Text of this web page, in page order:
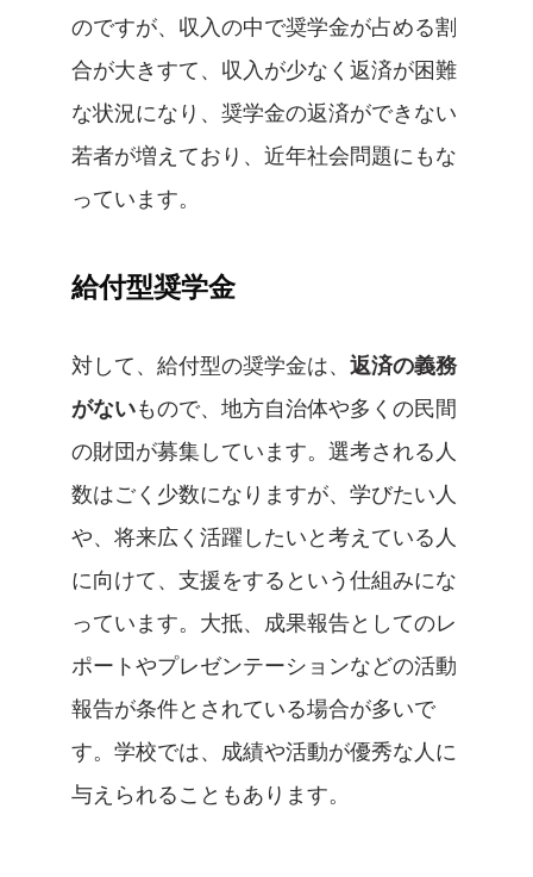
のですが、収入の中で奨学金が占める割
合が大きすて、収入が少なく返済が困難
な状況になり、奨学金の返済ができない
若者が増えており、近年社会問題にもな
っています。
給付型奨学金
対して、給付型の奨学金は、 返済の義務
がないもので、地方自治体や多くの民間
の財団が募集しています。選考される人
数はごく少数になりますが、学びたい人
や、将来広く活躍したいと考えている人
に向けて、支援をするという仕組みにな
っています。大抵、成果報告としてのレ
ポートやプレゼンテーションなどの活動
報告が条件とされている場合が多いで
す。学校では、成績や活動が優秀な人に
与えられることもあります。